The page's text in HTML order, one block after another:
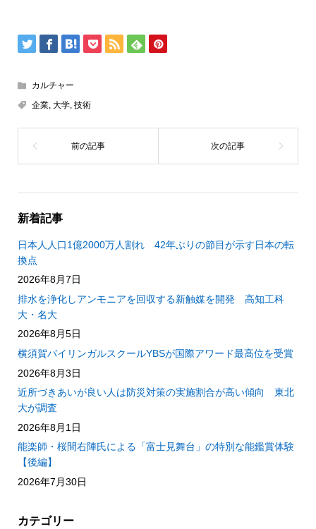
カルチャー
企業, 大学, 技術
新着記事
日本人人口1億2000万人割れ 42年ぶりの節目が示す日本の転
換点
2026年8月7日
排水を浄化しアンモニアを回収する新触媒を開発 高知工科
大・名大
2026年8月5日
横須賀バイリンガルスクールYBSが国際アワード最高位を受賞
2026年8月3日
近所づきあいが良い人は防災対策の実施割合が高い傾向 東北
大が調査
2026年8月1日
能楽師・桜間右陣氏による「富士見舞台」の特別な能鑑賞体験
【後編】
2026年7月30日
カテゴリー